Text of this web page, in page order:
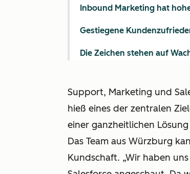
Support, Marketing und
hieß eines der zentralen
einer ganzheitlichen
Das Team aus Würzburg
Kundschaft. „Wir haben
Inbound Marketing hat
Gestiegene
Die Zeichen stehen auf